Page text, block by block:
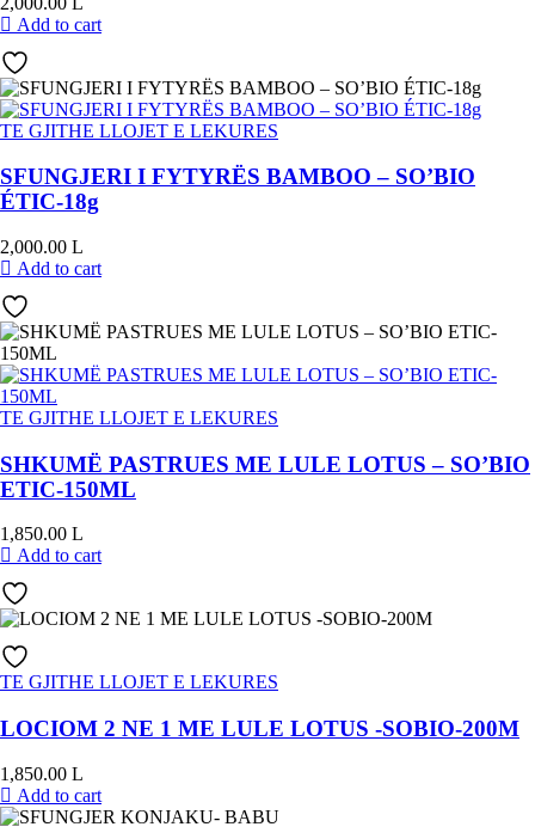
Add to cart
TE GJITHE LLOJET E LEKURES
SFUNGJERI I FYTYRËS BAMBOO – SO’BIO
ÉTIC-18g
2,000.00 L
Add to cart
TE GJITHE LLOJET E LEKURES
SHKUMË PASTRUES ME LULE LOTUS – SO’BIO
ETIC-150ML
1,850.00 L
Add to cart
TE GJITHE LLOJET E LEKURES
LOCIOM 2 NE 1 ME LULE LOTUS -SOBIO-200M
1,850.00 L
Add to cart